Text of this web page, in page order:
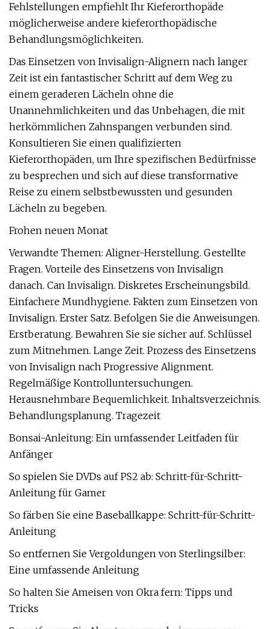
Fehlstellungen empfiehlt Ihr Kieferorthopäde
möglicherweise andere kieferorthopädische
Behandlungsmöglichkeiten.
Das Einsetzen von Invisalign-Alignern nach langer
Zeit ist ein fantastischer Schritt auf dem Weg zu
einem geraderen Lächeln ohne die
Unannehmlichkeiten und das Unbehagen, die mit
herkömmlichen Zahnspangen verbunden sind.
Konsultieren Sie einen qualifizierten
Kieferorthopäden, um Ihre spezifischen Bedürfnisse
zu besprechen und sich auf diese transformative
Reise zu einem selbstbewussten und gesunden
Lächeln zu begeben.
Frohen neuen Monat
Verwandte Themen: Aligner-Herstellung. Gestellte
Fragen. Vorteile des Einsetzens von Invisalign
danach. Can Invisalign. Diskretes Erscheinungsbild.
Einfachere Mundhygiene. Fakten zum Einsetzen von
Invisalign. Erster Satz. Befolgen Sie die Anweisungen.
Erstberatung. Bewahren Sie sie sicher auf. Schlüssel
zum Mitnehmen. Lange Zeit. Prozess des Einsetzens
von Invisalign nach Progressive Alignment.
Regelmäßige Kontrolluntersuchungen.
Herausnehmbare Bequemlichkeit. Inhaltsverzeichnis.
Behandlungsplanung. Tragezeit
Bonsai-Anleitung: Ein umfassender Leitfaden für
Anfänger
So spielen Sie DVDs auf PS2 ab: Schritt-für-Schritt-
Anleitung für Gamer
So färben Sie eine Baseballkappe: Schritt-für-Schritt-
Anleitung
So entfernen Sie Vergoldungen von Sterlingsilber:
Eine umfassende Anleitung
So halten Sie Ameisen von Okra fern: Tipps und
Tricks